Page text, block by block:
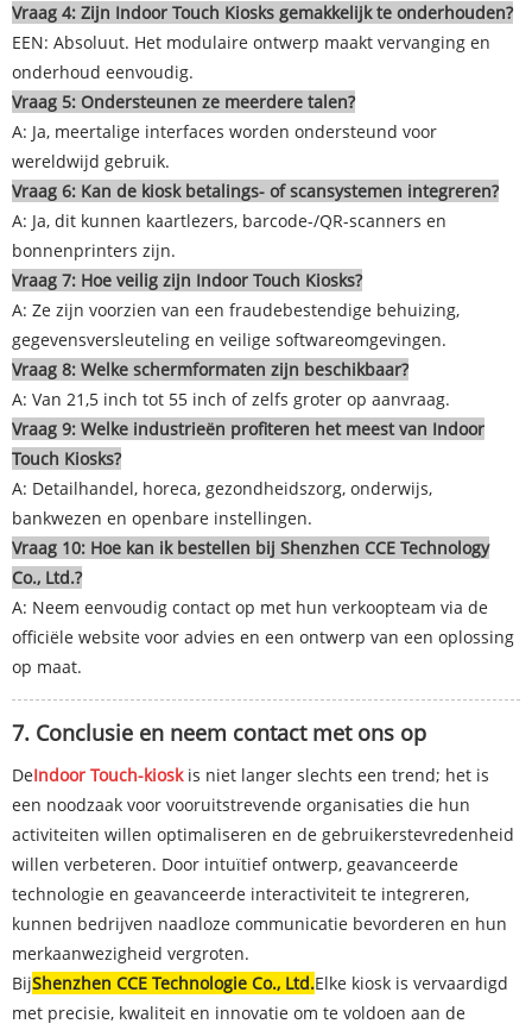
Vraag 4: Zijn Indoor Touch Kiosks gemakkelijk te onderhouden?
EEN: Absoluut. Het modulaire ontwerp maakt vervanging en
onderhoud eenvoudig.
Vraag 5: Ondersteunen ze meerdere talen?
A: Ja, meertalige interfaces worden ondersteund voor
wereldwijd gebruik.
Vraag 6: Kan de kiosk betalings- of scansystemen integreren?
A: Ja, dit kunnen kaartlezers, barcode-/QR-scanners en
bonnenprinters zijn.
Vraag 7: Hoe veilig zijn Indoor Touch Kiosks?
A: Ze zijn voorzien van een fraudebestendige behuizing,
gegevensversleuteling en veilige softwareomgevingen.
Vraag 8: Welke schermformaten zijn beschikbaar?
A: Van 21,5 inch tot 55 inch of zelfs groter op aanvraag.
Vraag 9: Welke industrieën profiteren het meest van Indoor
Touch Kiosks?
A: Detailhandel, horeca, gezondheidszorg, onderwijs,
bankwezen en openbare instellingen.
Vraag 10: Hoe kan ik bestellen bij Shenzhen CCE Technology
Co., Ltd.?
A: Neem eenvoudig contact op met hun verkoopteam via de
officiële website voor advies en een ontwerp van een oplossing
op maat.
7. Conclusie en neem contact met ons op
DeIndoor Touch-kiosk is niet langer slechts een trend; het is
een noodzaak voor vooruitstrevende organisaties die hun
activiteiten willen optimaliseren en de gebruikerstevredenheid
willen verbeteren. Door intuïtief ontwerp, geavanceerde
technologie en geavanceerde interactiviteit te integreren,
kunnen bedrijven naadloze communicatie bevorderen en hun
merkaanwezigheid vergroten.
BijShenzhen CCE Technologie Co., Ltd.Elke kiosk is vervaardigd
met precisie, kwaliteit en innovatie om te voldoen aan de